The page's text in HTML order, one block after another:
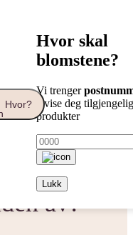
Hvor?
Hvor skal
blomstene?
Vi trenger
å vise deg
produkter
Lukk
av?